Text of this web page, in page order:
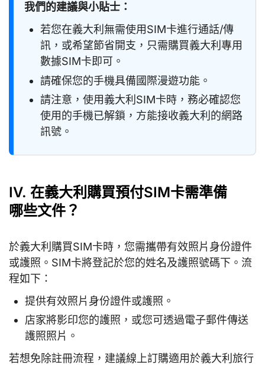
我們的建議與小貼士：
若您在義大利無需使用SIM卡進行通話/傳
訊，或希望節省開支，只需購買義大利專用
數據SIM卡即可。
請確保您的手機具備國際漫遊功能。
請注意，使用義大利SIM卡時，務必確認您
使用的手機已解鎖，方能接收義大利的網路
訊號。
IV. 在義大利購買預付SIM卡需準備
哪些文件？
於義大利購買SIM卡時，您需攜帶有效照片身份證件
或護照。SIM卡將登記於您的姓名及護照號碼下。流
程如下：
提供有效照片身份證件或護照。
店家將影印您的護照，或您可透過電子郵件傳送
護照照片。
若想免除註冊流程，建議線上訂購適用於義大利旅行